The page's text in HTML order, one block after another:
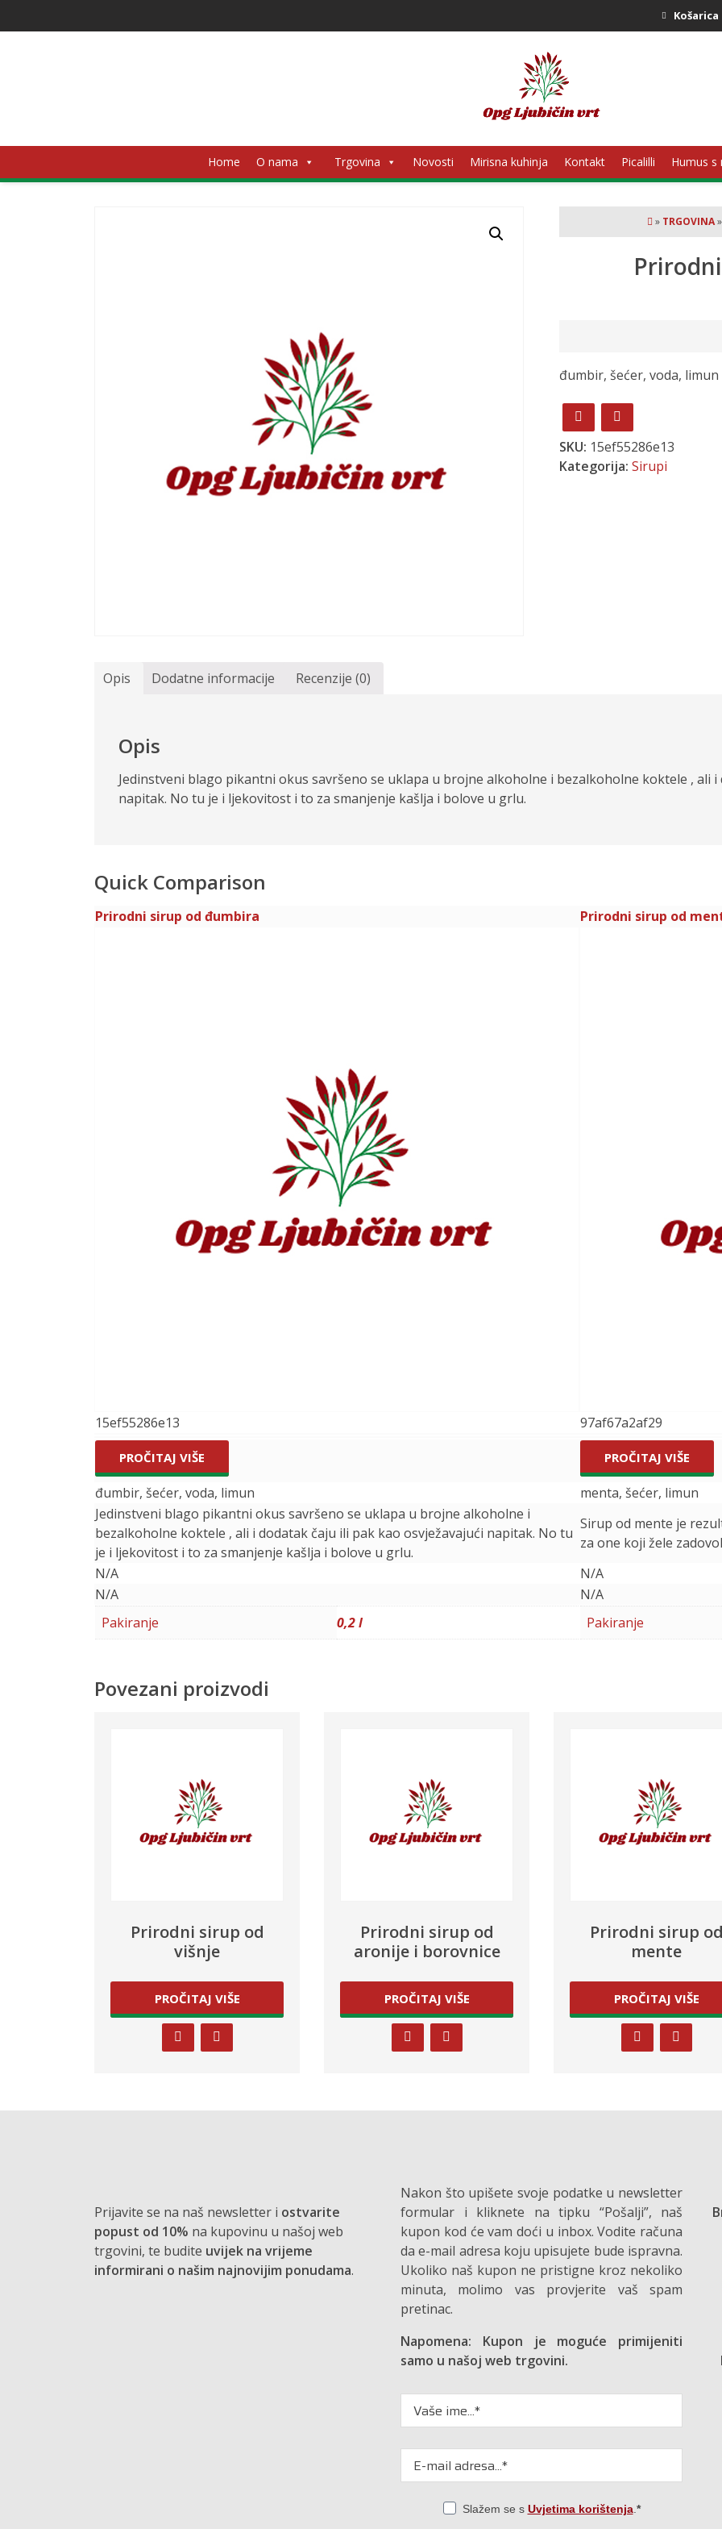
Košarica
Home O nama Trgovina Novosti Mirisna kuhinja Kontakt Picalilli Humus
» TRGOVINA
đumbir, šećer, voda, limun
SKU: 15ef55286e13
Kategorija:Sirupi
Opis Dodatne informacije Recenzije (0)
Opis
Jedinstveni blago pikantni okus savršeno se uklapa u brojne alkoholne i bezalkoholne koktele , ali
napitak. No tu je i ljekovitost i to za smanjenje kašlja i bolove u grlu.
Quick Comparison
Prirodni sirup od đumbira Prirodni sirup od
15ef55286e13 97af67a2af29
PROČITAJ VIŠE PROČITAJ VIŠE
đumbir, šećer, voda, limun
menta, šećer, limun
Jedinstveni blago pikantni okus savršeno se uklapa u brojne alkoholne i
bezalkoholne koktele , ali i dodatak čaju ili pak kao osvježavajući napitak. No tu
je i ljekovitost i to za smanjenje kašlja i bolove u grlu.
Sirup od mente je
za one koji žele
N/A
N/A
N/A
N/A
Pakiranje
0,2 l Pakiranje
Povezani proizvodi
Prirodni sirup od
višnje
PROČITAJ VIŠE
Prirodni sirup od
aronije i borovnice
PROČITAJ VIŠE
Prirodni sirup
mente
PROČITAJ VIŠE
Prijavite se na naš newsletter i ostvarite
popust od 10% na kupovinu u našoj web
trgovini, te budite uvijek na vrijeme
informirani o našim najnovijim ponudama.
Nakon što upišete svoje podatke u newsletter
formular i kliknete na tipku “Pošalji”, naš
kupon kod će vam doći u inbox. Vodite računa
da e-mail adresa koju upisujete bude ispravna.
Ukoliko naš kupon ne pristigne kroz nekoliko
minuta, molimo vas provjerite vaš spam
pretinac.
Napomena: Kupon je moguće primijeniti
samo u našoj web trgovini.
Slažem se s Uvjetima korištenja.